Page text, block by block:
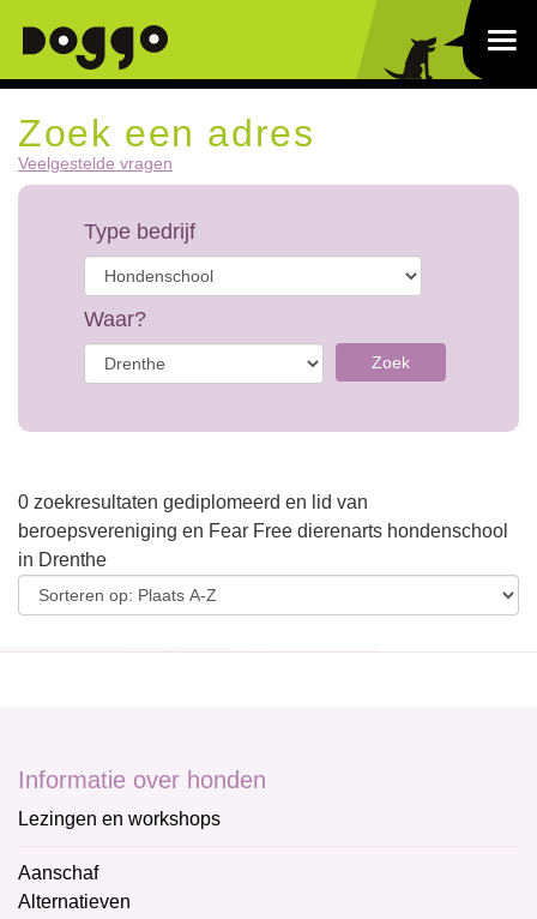
Zoek een adres
Veelgestelde vragen
Type bedrijf
Waar?
Zoek
0 zoekresultaten gediplomeerd en lid van
beroepsvereniging en Fear Free dierenarts hondenschool
in Drenthe
Informatie over honden
Lezingen en workshops
Aanschaf
Alternatieven